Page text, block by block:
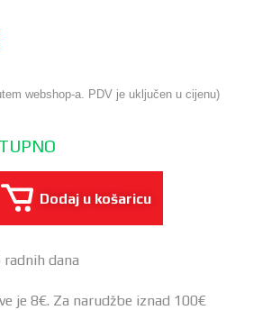
webshop-a. PDV je uključen u cijenu)
Dodaj u košaricu
radnih dana
je 8€. Za narudžbe iznad 100€